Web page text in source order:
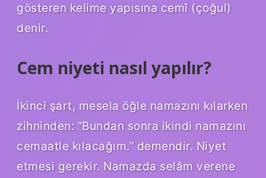
gösteren kelime yapısına cemî (çoğul)
denir.
Cem niyeti nasıl yapılır?
İkinci şart, mesela öğle namazını kılarken
zihninden: “Bundan sonra ikindi namazını
cemaatle kılacağım.” demendir. Niyet
etmesi gerekir. Namazda selâm verene